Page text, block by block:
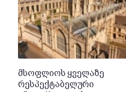
მსოფლიოს ყველაზე
რესპექტაბელური